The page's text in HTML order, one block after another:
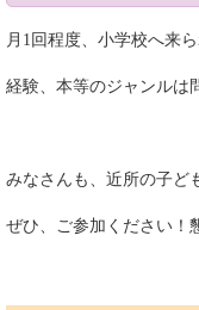
月1回程度、小学校へ来
経験、本等のジャンルは
みなさんも、近所の子ど
ぜひ、ご参加ください！